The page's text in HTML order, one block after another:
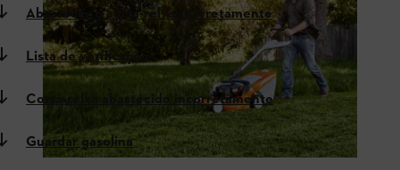
Abastecer o corta-relvas corretamente
Lista de verificação
Corta-relva abastecido incorretamente
Guardar gasolina